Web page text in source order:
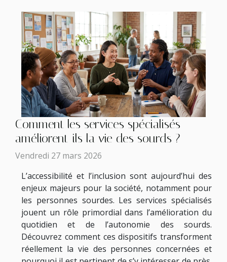
Comment les services spécialisés
améliorent-ils la vie des sourds ?
Vendredi 27 mars 2026
L’accessibilité et l’inclusion sont aujourd’hui des
enjeux majeurs pour la société, notamment pour
les personnes sourdes. Les services spécialisés
jouent un rôle primordial dans l’amélioration du
quotidien et de l’autonomie des sourds.
Découvrez comment ces dispositifs transforment
réellement la vie des personnes concernées et